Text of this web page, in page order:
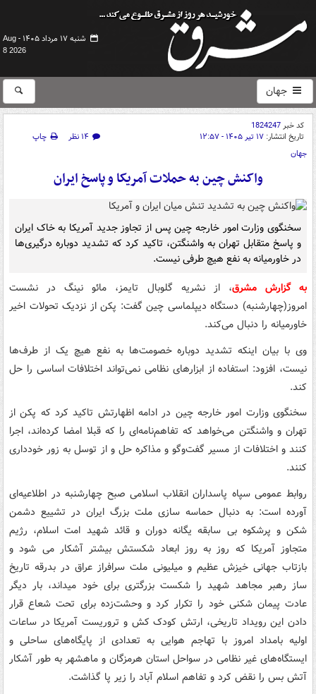
شنبه ۱۷ مرداد ۱۴۰۵ -
Aug
8 2026
جهان
کد خبر1824247
تاریخ انتشار: ۱۷ تیر ۱۴۰۵ - ۱۲:۵۷ ۱۴ نظر
چاپ
جهان
واکنش چین به حملات آمریکا و پاسخ ایران
سخنگوی وزارت امور خارجه چین پس از تجاوز جدید آمریکا به خاک ایران
و پاسخ متقابل تهران به واشنگتن، تاکید کرد که تشدید دوباره درگیری‌ها
در خاورمیانه به نفع هیچ طرفی نیست.
به گزارش مشرق، از نشریه گلوبال تایمز، مائو نینگ در نشست
امروز(چهارشنبه) دستگاه دیپلماسی چین گفت: پکن از نزدیک تحولات اخیر
خاورمیانه را دنبال می‌کند.
وی با بیان اینکه تشدید دوباره خصومت‌ها به نفع هیچ‌ یک از طرف‌ها
نیست، افزود: استفاده از ابزارهای نظامی نمی‌تواند اختلافات اساسی را حل
کند.
سخنگوی وزارت امور خارجه چین در ادامه اظهارتش تاکید کرد که پکن از
تهران و واشنگتن می‌خواهد که تفاهم‌نامه‌ای را که قبلا امضا کرده‌اند، اجرا
کنند و اختلافات از مسیر گفت‌وگو و مذاکره حل و از توسل به زور خودداری
کنند.
روابط عمومی سپاه پاسداران انقلاب اسلامی صبح چهارشنبه در اطلاعیه‌ای
آورده است: به دنبال حماسه سازی ملت بزرگ ایران در تشییع دشمن
شکن و پرشکوه بی سابقه یگانه دوران و قائد شهید امت اسلام، رژیم
متجاوز آمریکا که روز به روز ابعاد شکستش بیشتر آشکار می شود و
بازتاب جهانی خیزش عظیم و میلیونی ملت سرافراز عراق در بدرقه تاریخ
ساز رهبر مجاهد شهید را شکست بزرگتری برای خود میداند، بار دیگر
عادت پیمان شکنی خود را تکرار کرد و وحشت‌زده برای تحت شعاع قرار
دادن این رویداد تاریخی، ارتش کودک کش و تروریست آمریکا در ساعات
اولیه بامداد امروز با تهاجم هوایی به تعدادی از پایگاه‌های ساحلی و
ایستگاه‌های غیر نظامی در سواحل استان هرمزگان و ماهشهر به طور آشکار
آتش بس را نقض کرد و تفاهم اسلام آباد را زیر پا گذاشت.